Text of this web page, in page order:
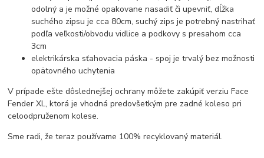
odolný a je možné opakovane nasadiť či upevniť, dĺžka
suchého zipsu je cca 80cm, suchý zips je potrebný nastrihať
podľa veľkosti/obvodu vidlice a podkovy s presahom cca
3cm
elektrikárska sťahovacia páska - spoj je trvalý bez možnosti
opätovného uchytenia
V prípade ešte dôslednejšej ochrany môžete zakúpiť verziu Face
Fender XL, ktorá je vhodná predovšetkým pre zadné koleso pri
celoodpruženom kolese.
Sme radi, že teraz používame 100% recyklovaný materiál.